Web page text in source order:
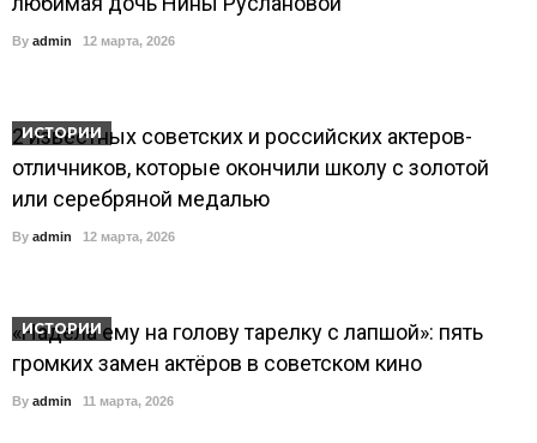
By admin 12 марта, 2026
ИСТОРИИ
2 известных советских и российских актеров-
отличников, которые окончили школу с золотой
или серебряной медалью
By admin 12 марта, 2026
ИСТОРИИ
«Надела ему на голову тарелку с лапшой»: пять
громких замен актёров в советском кино
By admin 11 марта, 2026